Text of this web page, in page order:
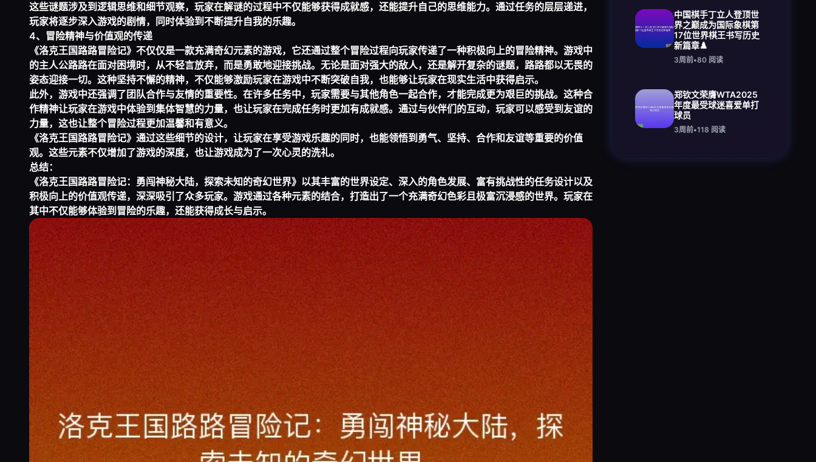
这些谜题涉及到逻辑思维和细节观察，玩家在解谜的过程中不仅能够获得成就感，还能提升自己的思维能力。通过任务的层层递进，
玩家将逐步深入游戏的剧情，同时体验到不断提升自我的乐趣。
4、冒险精神与价值观的传递
《洛克王国路路冒险记》不仅仅是一款充满奇幻元素的游戏，它还通过整个冒险过程向玩家传递了一种积极向上的冒险精神。游戏中
的主人公路路在面对困境时，从不轻言放弃，而是勇敢地迎接挑战。无论是面对强大的敌人，还是解开复杂的谜题，路路都以无畏的
姿态迎接一切。这种坚持不懈的精神，不仅能够激励玩家在游戏中不断突破自我，也能够让玩家在现实生活中获得启示。
此外，游戏中还强调了团队合作与友情的重要性。在许多任务中，玩家需要与其他角色一起合作，才能完成更为艰巨的挑战。这种合
作精神让玩家在游戏中体验到集体智慧的力量，也让玩家在完成任务时更加有成就感。通过与伙伴们的互动，玩家可以感受到友谊的
力量，这也让整个冒险过程更加温馨和有意义。
《洛克王国路路冒险记》通过这些细节的设计，让玩家在享受游戏乐趣的同时，也能领悟到勇气、坚持、合作和友谊等重要的价值
观。这些元素不仅增加了游戏的深度，也让游戏成为了一次心灵的洗礼。
总结：
《洛克王国路路冒险记：勇闯神秘大陆，探索未知的奇幻世界》以其丰富的世界设定、深入的角色发展、富有挑战性的任务设计以及
积极向上的价值观传递，深深吸引了众多玩家。游戏通过各种元素的结合，打造出了一个充满奇幻色彩且极富沉浸感的世界。玩家在
其中不仅能够体验到冒险的乐趣，还能获得成长与启示。
中国棋手丁立人登顶世
界之巅成为国际象棋第
17位世界棋王书写历史
新篇章♟️
3周前•80 阅读
郑钦文荣膺WTA2025
年度最受球迷喜爱单打
球员
3周前•118 阅读